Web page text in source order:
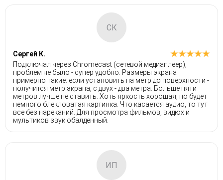
СК
Сергей К.
Подключал через Chromecast (сетевой медиаплеер),
проблем не было - супер удобно. Размеры экрана
примерно такие: если установить на метр до поверхности -
получится метр экрана, с двух - два метра. Больше пяти
метров лучше не ставить. Хоть яркость хорошая, но будет
немного блекловатая картинка. Что касается аудио, то тут
все без нареканий. Для просмотра фильмов, видюх и
мультиков звук обалденный.
ИП